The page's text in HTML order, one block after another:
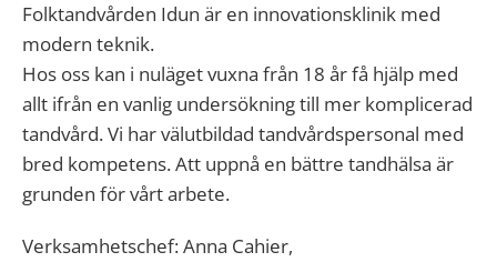
Folktandvården Idun är en innovationsklinik med
modern teknik.
Hos oss kan i nuläget vuxna från 18 år få hjälp med
allt ifrån en vanlig undersökning till mer komplicerad
tandvård. Vi har välutbildad tandvårdspersonal med
bred kompetens. Att uppnå en bättre tandhälsa är
grunden för vårt arbete.
Verksamhetschef: Anna Cahier,